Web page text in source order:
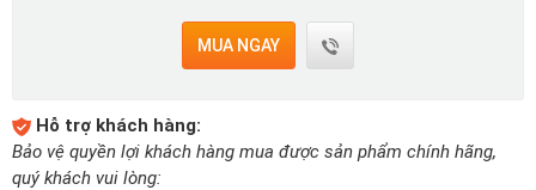
MUA NGAY
Hỗ trợ khách hàng:
Bảo vệ quyền lợi khách hàng mua được sản phẩm chính hãng,
quý khách vui lòng: